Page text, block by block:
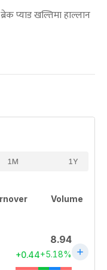
प्याड खल्तिमा हाल्लान